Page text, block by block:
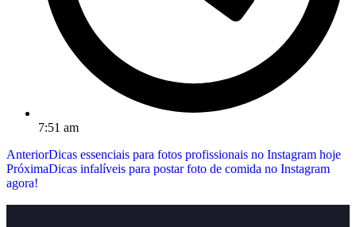
7:51 am
AnteriorDicas essenciais para fotos profissionais no Instagram hoje
PróximaDicas infalíveis para postar foto de comida no Instagram
agora!